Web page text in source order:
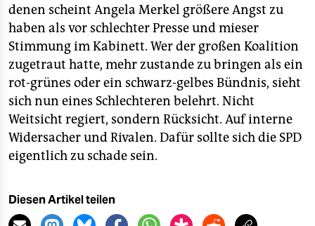
denen scheint Angela Merkel größere Angst zu
haben als vor schlechter Presse und mieser
Stimmung im Kabinett. Wer der großen Koalition
zugetraut hatte, mehr zustande zu bringen als ein
rot-grünes oder ein schwarz-gelbes Bündnis, sieht
sich nun eines Schlechteren belehrt. Nicht
Weitsicht regiert, sondern Rücksicht. Auf interne
Widersacher und Rivalen. Dafür sollte sich die SPD
eigentlich zu schade sein.
Diesen Artikel teilen